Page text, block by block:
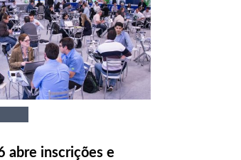
abre inscrições e